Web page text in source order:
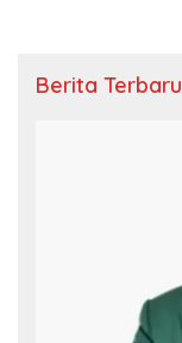
Berita Terbaru